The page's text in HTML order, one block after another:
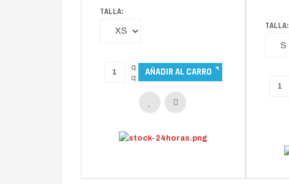
TALLA:
TALLA: